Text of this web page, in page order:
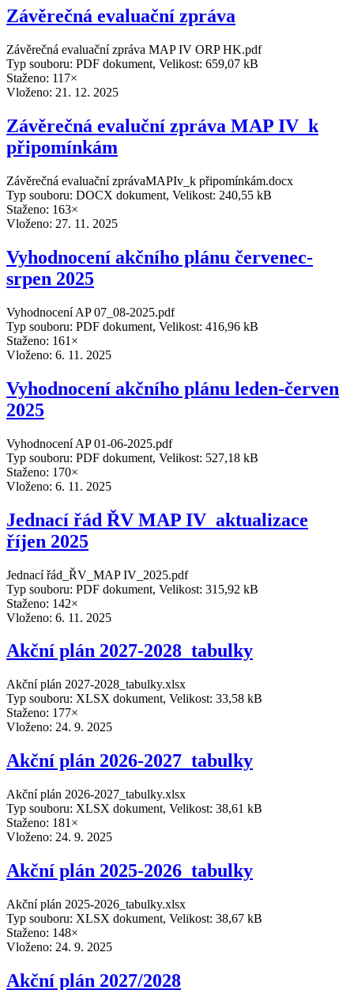
Závěrečná evaluační zpráva
Závěrečná evaluační zpráva MAP IV ORP HK.pdf
Typ souboru: PDF dokument, Velikost: 659,07 kB
Staženo: 117×
Vloženo: 21. 12. 2025
Závěrečná evaluční zpráva MAP IV_k
připomínkám
Závěrečná evaluační zprávaMAPIv_k připomínkám.docx
Typ souboru: DOCX dokument, Velikost: 240,55 kB
Staženo: 163×
Vloženo: 27. 11. 2025
Vyhodnocení akčního plánu červenec-
srpen 2025
Vyhodnocení AP 07_08-2025.pdf
Typ souboru: PDF dokument, Velikost: 416,96 kB
Staženo: 161×
Vloženo: 6. 11. 2025
Vyhodnocení akčního plánu leden-červen
2025
Vyhodnocení AP 01-06-2025.pdf
Typ souboru: PDF dokument, Velikost: 527,18 kB
Staženo: 170×
Vloženo: 6. 11. 2025
Jednací řád ŘV MAP IV_aktualizace
říjen 2025
Jednací řád_ŘV_MAP IV_2025.pdf
Typ souboru: PDF dokument, Velikost: 315,92 kB
Staženo: 142×
Vloženo: 6. 11. 2025
Akční plán 2027-2028_tabulky
Akční plán 2027-2028_tabulky.xlsx
Typ souboru: XLSX dokument, Velikost: 33,58 kB
Staženo: 177×
Vloženo: 24. 9. 2025
Akční plán 2026-2027_tabulky
Akční plán 2026-2027_tabulky.xlsx
Typ souboru: XLSX dokument, Velikost: 38,61 kB
Staženo: 181×
Vloženo: 24. 9. 2025
Akční plán 2025-2026_tabulky
Akční plán 2025-2026_tabulky.xlsx
Typ souboru: XLSX dokument, Velikost: 38,67 kB
Staženo: 148×
Vloženo: 24. 9. 2025
Akční plán 2027/2028